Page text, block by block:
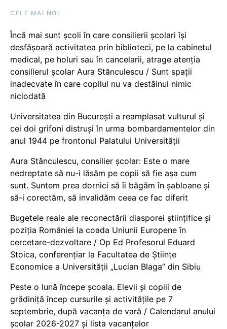
CELE MAI NOI
Încă mai sunt școli în care consilierii școlari își
desfășoară activitatea prin biblioteci, pe la cabinetul
medical, pe holuri sau în cancelarii, atrage atenția
consilierul școlar Aura Stănculescu / Sunt spații
inadecvate în care copilul nu va destăinui nimic
niciodată
Universitatea din București a reamplasat vulturul și
cei doi grifoni distruși în urma bombardamentelor din
anul 1944 pe frontonul Palatului Universității
Aura Stănculescu, consilier școlar: Este o mare
nedreptate să nu-i lăsăm pe copii să fie așa cum
sunt. Suntem prea dornici să îi băgăm în șabloane și
să-i corectăm, să invalidăm ceea ce fac diferit
Bugetele reale ale reconectării diasporei științifice și
poziția României la coada Uniunii Europene în
cercetare-dezvoltare / Op Ed Profesorul Eduard
Stoica, conferențiar la Facultatea de Științe
Economice a Universității „Lucian Blaga” din Sibiu
Peste o lună începe școala. Elevii și copiii de
grădiniță încep cursurile și activitățile pe 7
septembrie, după vacanța de vară / Calendarul anului
școlar 2026-2027 și lista vacanțelor